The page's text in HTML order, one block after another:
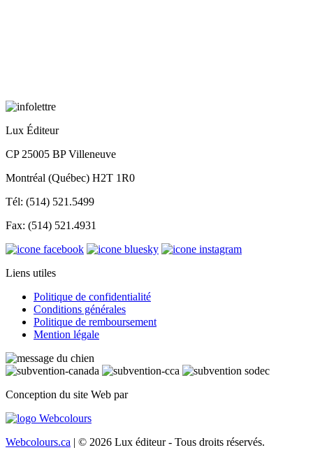
Lux Éditeur
CP 25005 BP Villeneuve
Montréal (Québec) H2T 1R0
Tél: (514) 521.5499
Fax: (514) 521.4931
Liens utiles
Politique de confidentialité
Conditions générales
Politique de remboursement
Mention légale
Conception du site Web par
Webcolours.ca | © 2026 Lux éditeur - Tous droits réservés.